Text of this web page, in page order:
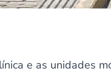
e as unidades